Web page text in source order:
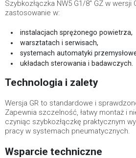
Szybkozłączka NW5 G1/8" GZ w wersji
zastosowanie w:
instalacjach sprężonego powietrza,
warsztatach i serwisach,
systemach automatyki
układach sterowania i badawczych.
Technologia i zalety
Wersja GR to standardowe i
Zapewnia szczelność, łatwy montaż i
czyniąc szybkozłączkę praktycznym
pracy w systemach pneumatycznych.
Wsparcie techniczne